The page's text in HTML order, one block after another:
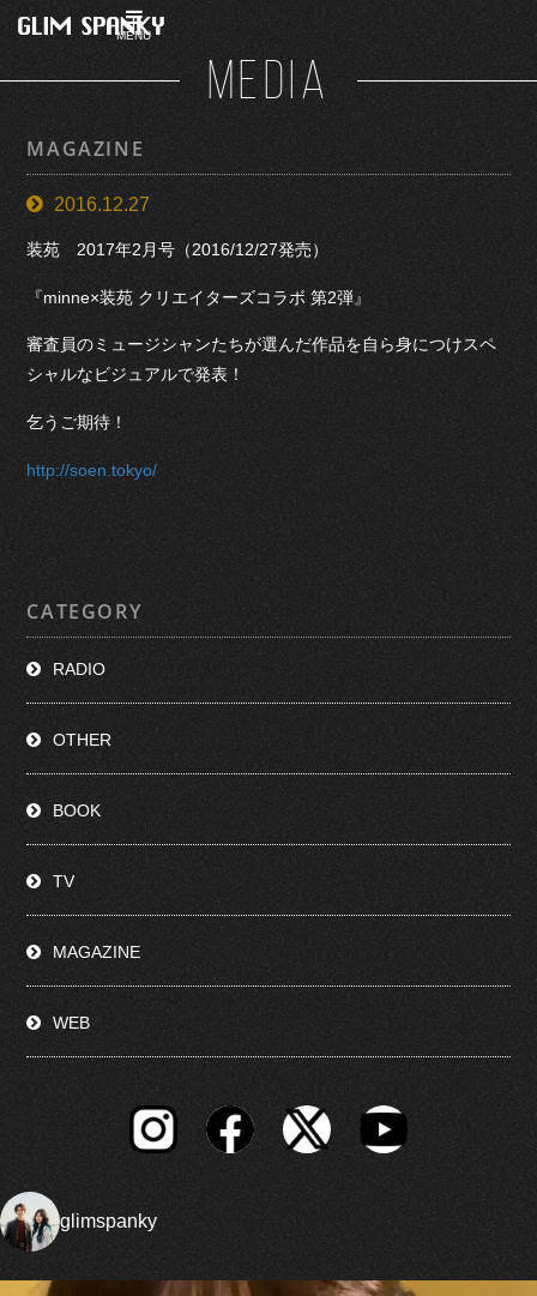
MENU
MEDIA
MAGAZINE
2016.12.27
装苑 2017年2月号（2016/12/27発売）
『minne×装苑 クリエイターズコラボ 第2弾』
審査員のミュージシャンたちが選んだ作品を自ら身につけスペ
シャルなビジュアルで発表！
乞うご期待！
http://soen.tokyo/
CATEGORY
RADIO
OTHER
BOOK
TV
MAGAZINE
WEB
glimspanky